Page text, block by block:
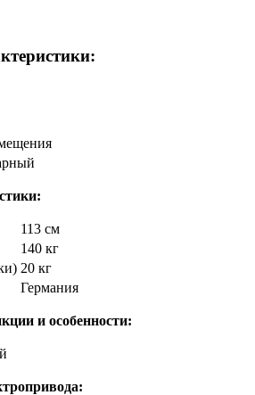
113 см
140 кг
20 кг
Германия
и особенности: